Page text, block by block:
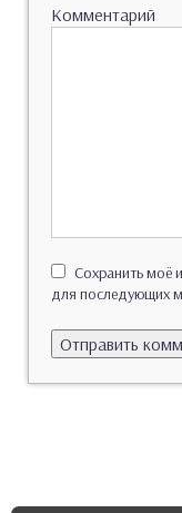
Комментарий
Сохранить моё
для последующих